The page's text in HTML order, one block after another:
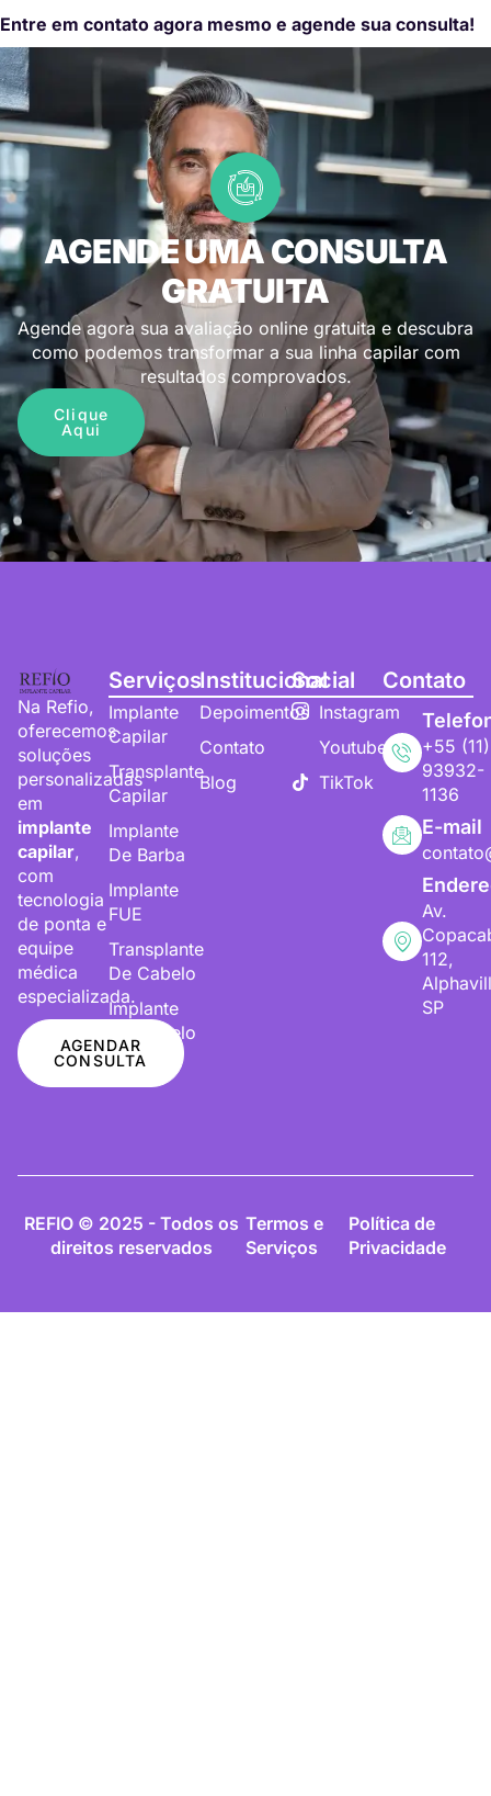
Entre em contato agora mesmo e agende sua consulta!
AGENDE UMA CONSULTA
GRATUITA
Agende agora sua avaliação online gratuita e descubra
como podemos transformar a sua linha capilar com
resultados comprovados.
Clique
Aqui
Na Refio,
oferecemos
soluções
personalizadas
em
implante
capilar,
com
tecnologia
de ponta e
equipe
médica
especializada.
AGENDAR
CONSULTA
Serviços
Implante
Capilar
Transplante
Capilar
Implante
De Barba
Implante
FUE
Transplante
De Cabelo
Implante
De Cabelo
Institucional
Depoimentos
Contato
Blog
Social
Instagram
Youtube
TikTok
Contato
+55 (11)
93932-
1136
E-mail
Av.
112,
SP
REFIO © 2025 - Todos os
direitos reservados
Termos e
Serviços
Política de
Privacidade